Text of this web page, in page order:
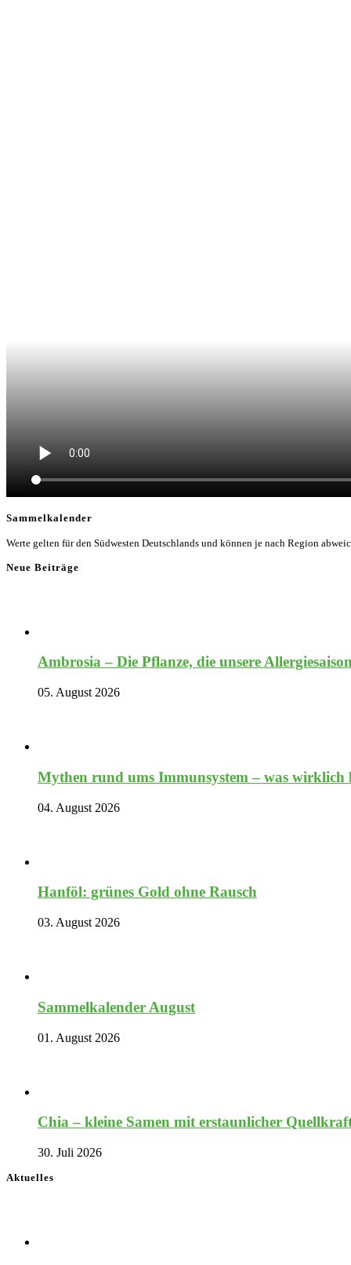
Sammelkalender
Werte gelten für den Südwesten Deutschlands und können je nach Region
Neue Beiträge
Ambrosia – Die Pflanze, die unsere
05. August 2026
Mythen rund ums Immunsystem – was
04. August 2026
Hanföl: grünes Gold ohne Rausch
03. August 2026
Sammelkalender August
01. August 2026
Chia – kleine Samen mit erstaunlicher
30. Juli 2026
Aktuelles